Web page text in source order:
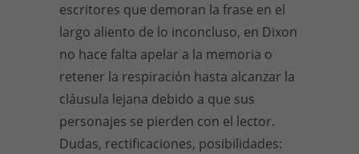
escritores que demoran la frase en el
largo aliento de lo inconcluso, en Dixon
no hace falta apelar a la memoria o
retener la respiración hasta alcanzar la
cláusula lejana debido a que sus
personajes se pierden con el lector.
Dudas, rectificaciones, posibilidades: